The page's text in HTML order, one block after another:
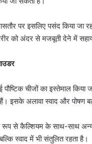
पर इसलिए पसंद किया जा
को अंदर से मजबूती देने में
चीजों का इस्तेमाल
इसके अलावा स्वाद और पोषण
रूप से कैल्शियम के साथ-साथ
स्वाद में भी संतुलित रहता है।